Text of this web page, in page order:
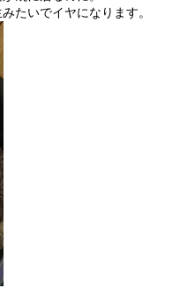
たいでイヤになります。